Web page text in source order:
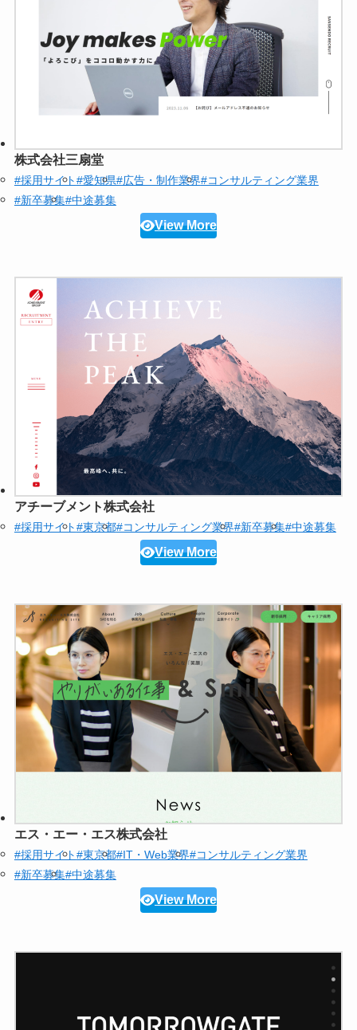
株式会社三扇堂
#採用サイト#愛知県#広告・制作業界#コンサルティング業界
#新卒募集#中途募集
View More
アチーブメント株式会社
#採用サイト#東京都#コンサルティング業界#新卒募集#中途募集
View More
エス・エー・エス株式会社
#採用サイト#東京都#IT・Web業界#コンサルティング業界
#新卒募集#中途募集
View More